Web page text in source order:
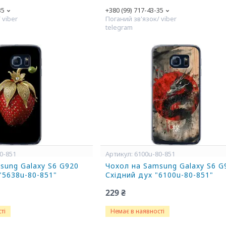
viber
+380 (99) 717-43-35
Поганий зв'язок/ viber
telegram
851
Galaxy S6 G920
80-851"
6100u-80-851
Чохол на Samsung Galaxy S6
Східний дух "6100u-80-851"
229 ₴
Немає в наявності